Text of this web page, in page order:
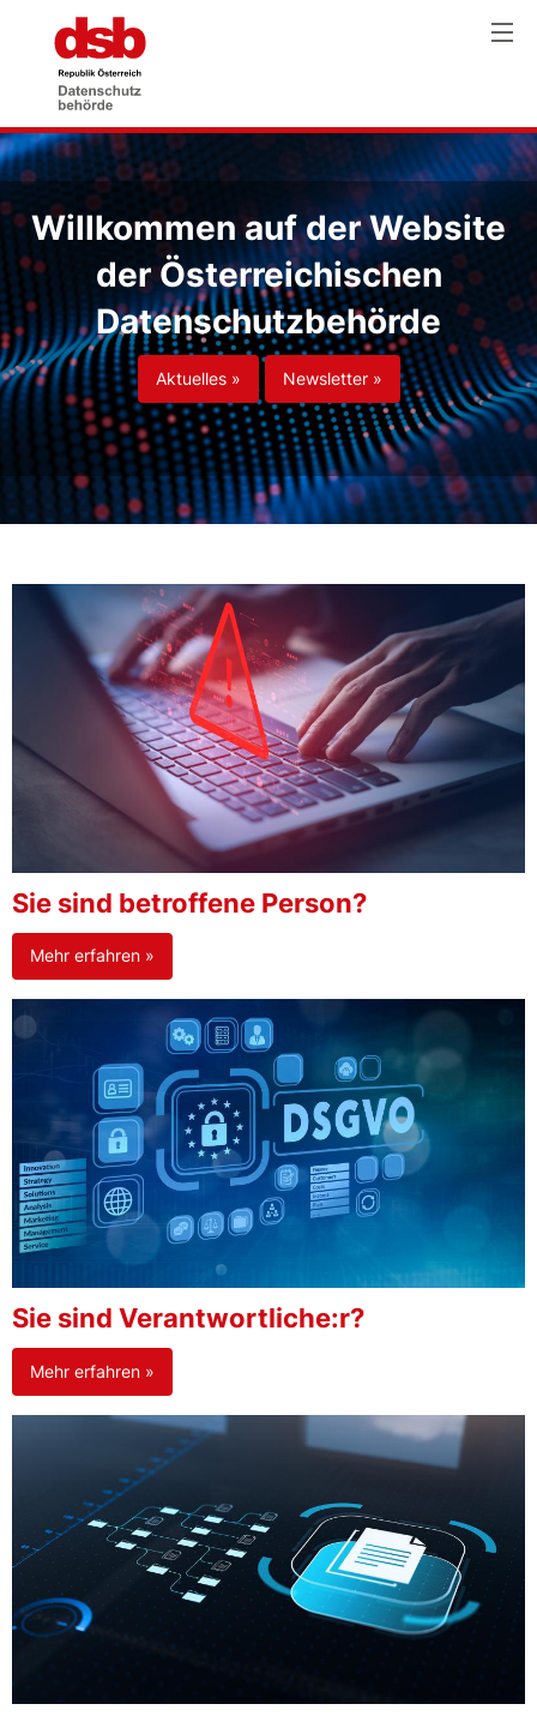
Willkommen auf der Website
der Österreichischen
Datenschutzbehörde
Aktuelles » Newsletter »
Sie sind betroffene Person?
Mehr erfahren »
Sie sind Verantwortliche:r?
Mehr erfahren »